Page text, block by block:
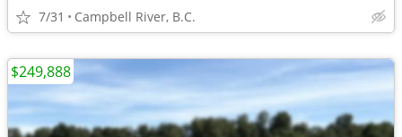
7/31 Campbell River, B.C.
$249,888